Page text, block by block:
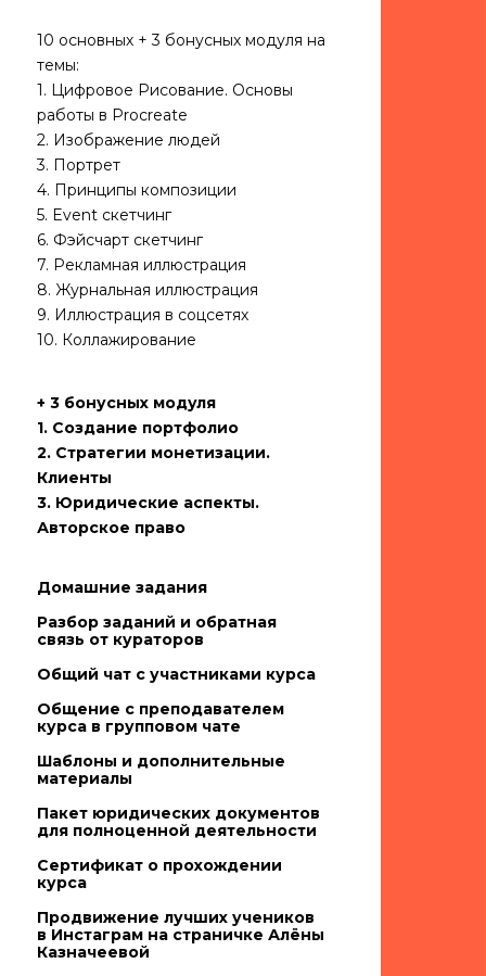
10 основных + 3 бонусных модуля на
темы:
1. Цифровое Рисование. Основы
работы в Procreate
2. Изображение людей
3. Портрет
4. Принципы композиции
5. Event скетчинг
6. Фэйсчарт скетчинг
7. Рекламная иллюстрация
8. Журнальная иллюстрация
9. Иллюстрация в соцсетях
10. Коллажирование
+ 3 бонусных модуля
1. Создание портфолио
2. Стратегии монетизации.
Клиенты
3. Юридические аспекты.
Авторское право
Домашние задания
Разбор заданий и обратная
связь от кураторов
Общий чат с участниками курса
Общение с преподавателем
курса в групповом чате
Шаблоны и дополнительные
материалы
Пакет юридических документов
для полноценной деятельности
Сертификат о прохождении
курса
Продвижение лучших учеников
в Инстаграм на страничке Алёны
Казначеевой